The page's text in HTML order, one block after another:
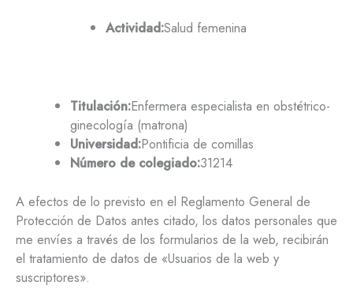
Actividad:Salud femenina
Titulación:Enfermera especialista en obstétrico-
ginecología (matrona)
Universidad:Pontificia de comillas
Número de colegiado:31214
A efectos de lo previsto en el Reglamento General de
Protección de Datos antes citado, los datos personales que
me envíes a través de los formularios de la web, recibirán
el tratamiento de datos de «Usuarios de la web y
suscriptores».